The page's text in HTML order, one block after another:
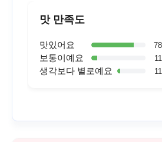
맛 만족도
맛있어요 78
보통이예요 11
생각보다 별로예요 11